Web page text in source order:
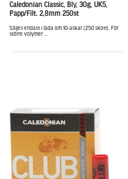
Caledonian Classic, Bly, 30g, UK5,
Papp/Filt. 2,8mm 250st
Säljes endast i låda om 10-askar (250 skott). För
större volymer ...